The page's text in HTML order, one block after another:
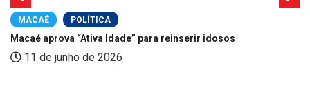
MACAÉ POLÍTICA
Macaé aprova “Ativa Idade” para reinserir idosos
11 de junho de 2026